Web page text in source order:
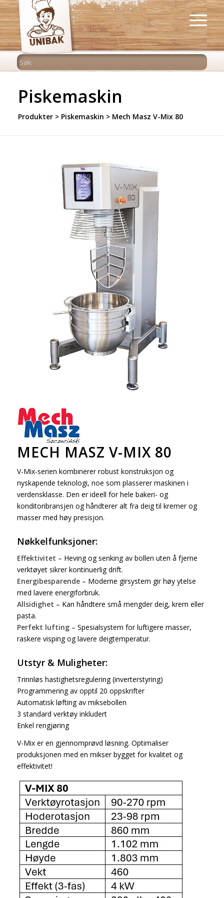
Piskemaskin
Produkter> Piskemaskin > Mech Masz V-Mix 80
MECH MASZ V-MIX 80
V-Mix-serien kombinerer robust konstruksjon og
nyskapende teknologi, noe som plasserer maskinen i
verdensklasse. Den er ideell for hele bakeri- og
konditoribransjen og håndterer alt fra deig til kremer og
masser med høy presisjon.
Nøkkelfunksjoner:
Effektivitet – Heving og senking av bollen uten å fjerne
verktøyet sikrer kontinuerlig drift.
Energibesparende– Moderne girsystem gir høy ytelse
med lavere energiforbruk.
Allsidighet – Kan håndtere små mengder deig, krem eller
pasta.
Perfekt lufting– Spesialsystem for luftigere masser,
raskere visping og lavere deigtemperatur.
Utstyr & Muligheter:
Trinnløs hastighetsregulering (inverterstyring)
Programmering av opptil 20 oppskrifter
Automatisk løfting av miksebollen
3 standard verktøy inkludert
Enkel rengjøring
V-Mix er en gjennomprøvd løsning. Optimaliser
produksjonen med en mikser bygget for kvalitet og
effektivitet!